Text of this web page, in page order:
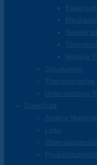
Sealed
Weitere
Schulungen
Thermographie
Unterstützung
Download
Andere
Links